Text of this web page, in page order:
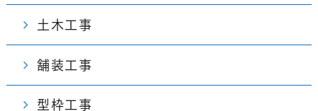
土木工事
舗装工事
型枠工事